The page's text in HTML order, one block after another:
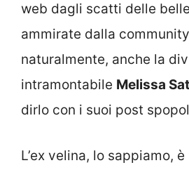
web dagli scatti delle
ammirate dalla
naturalmente, anche la
intramontabile Melissa
dirlo con i suoi post
L’ex velina, lo sappiamo,